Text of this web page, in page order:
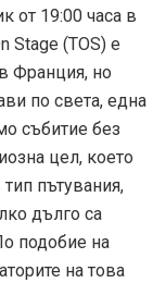
от 19:00 часа в
Stage (TOS) e
Франция, но
по света, една
събитие без
цел, което
пътувания,
дълго са
подобие на
на това